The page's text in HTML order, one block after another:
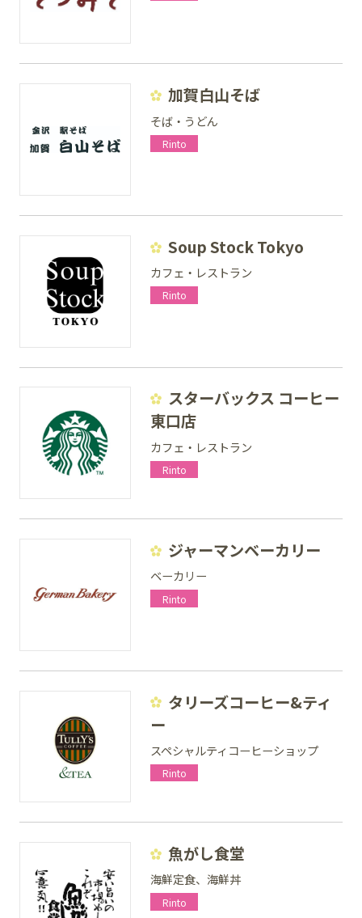
加賀白山そば
そば・うどん
Rinto
Soup Stock Tokyo
カフェ・レストラン
Rinto
スターバックス コーヒー
東口店
カフェ・レストラン
Rinto
ジャーマンベーカリー
ベーカリー
Rinto
タリーズコーヒー&ティ
ー
スペシャルティコーヒーショップ
Rinto
魚がし食堂
海鮮定食、海鮮丼
Rinto